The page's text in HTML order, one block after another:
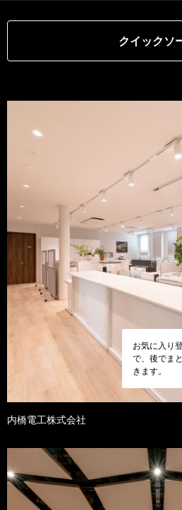
クイックソ
お気に入り
で、後でま
きます。
内橋電工株式会社